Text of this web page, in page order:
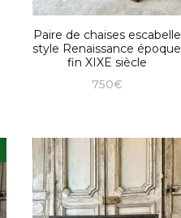
Paire de chaises escabelle
style Renaissance époque
fin XIXE siècle
750€